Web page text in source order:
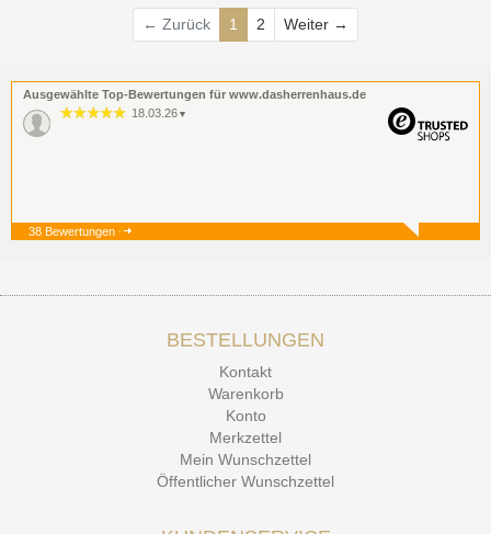
← Zurück 1 2 Weiter →
Ausgewählte Top-Bewertungen für www.dasherrenhaus.de
18.03.26 ▼
▼
38 Bewertungen
BESTELLUNGEN
Kontakt
Warenkorb
Konto
Merkzettel
Mein Wunschzettel
Öffentlicher Wunschzettel